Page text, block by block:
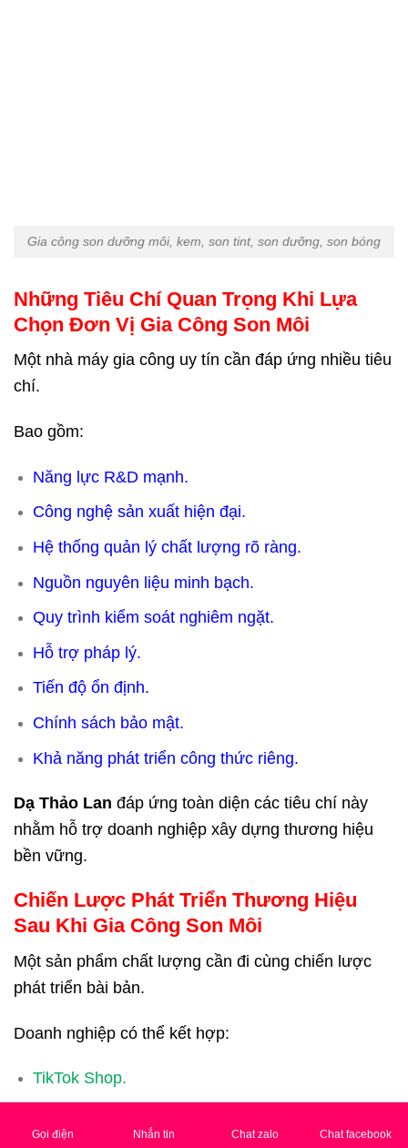
Gia công son dưỡng môi, kem, son tint, son dưỡng, son bóng
Những Tiêu Chí Quan Trọng Khi Lựa
Chọn Đơn Vị Gia Công Son Môi
Một nhà máy gia công uy tín cần đáp ứng nhiều tiêu
chí.
Bao gồm:
Năng lực R&D mạnh.
Công nghệ sản xuất hiện đại.
Hệ thống quản lý chất lượng rõ ràng.
Nguồn nguyên liệu minh bạch.
Quy trình kiểm soát nghiêm ngặt.
Hỗ trợ pháp lý.
Tiến độ ổn định.
Chính sách bảo mật.
Khả năng phát triển công thức riêng.
Dạ Thảo Lan đáp ứng toàn diện các tiêu chí này
nhằm hỗ trợ doanh nghiệp xây dựng thương hiệu
bền vững.
Chiến Lược Phát Triển Thương Hiệu
Sau Khi Gia Công Son Môi
Một sản phẩm chất lượng cần đi cùng chiến lược
phát triển bài bản.
Doanh nghiệp có thể kết hợp:
TikTok Shop.
Gọi điện Nhắn tin Chat zalo Chat facebook